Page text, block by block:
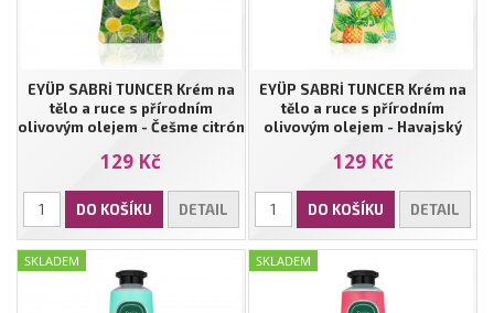
EYÜP SABRİ TUNCER Krém na
tělo a ruce s přírodním
olivovým olejem - Češme citrón
129 Kč
DO KOŠÍKU DETAIL
EYÜP SABRİ TUNCER Krém na
tělo a ruce s přírodním
olivovým olejem - Havajský
129 Kč
DO KOŠÍKU DETAIL
SKLADEM SKLADEM